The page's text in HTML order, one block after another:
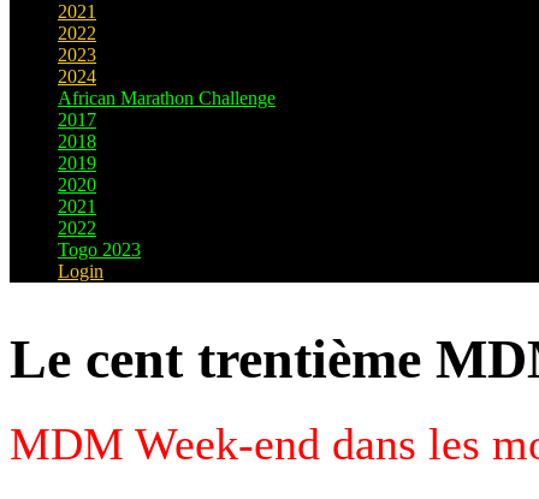
2021
2022
2023
2024
African Marathon Challenge
2017
2018
2019
2020
2021
2022
Togo 2023
Login
Le cent trentième
MDM Week-end dans les